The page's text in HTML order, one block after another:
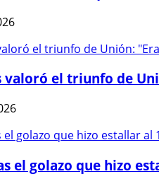
valoró el triunfo de
el golazo que hizo